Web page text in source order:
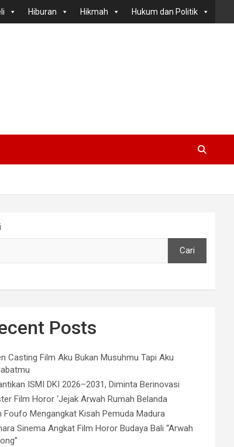
Hiburan Hikmah Hukum dan Politik
Cari
Posts
Casting Film Aku Bukan Musuhmu Tapi Aku
ISMI DKI 2026–2031, Diminta Berinovasi
Film Horor ‘Jejak Arwah Rumah Belanda
Foufo Mengangkat Kisah Pemuda Madura
Sinema Angkat Film Horor Budaya Bali “Arwah